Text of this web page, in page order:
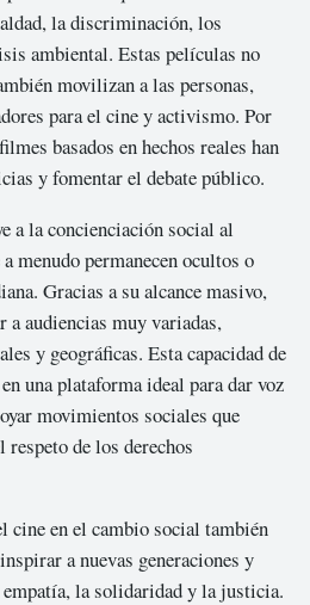
la discriminación, los
ambiental. Estas películas no
movilizan a las personas,
para el cine y activismo. Por
basados en hechos reales han
y fomentar el debate público.
a la concienciación social al
menudo permanecen ocultos o
Gracias a su alcance masivo,
a audiencias muy variadas,
y geográficas. Esta capacidad de
una plataforma ideal para dar voz
movimientos sociales que
de los derechos
cine en el cambio social también
a nuevas generaciones y
la solidaridad y la justicia.